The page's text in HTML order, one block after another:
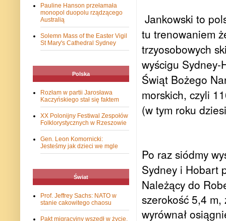
Jankowski to
tu trenowaniem
trzyosobowych
wyścigu
Świąt Bożego
morskich, czyli
(w tym roku
Po raz siódmy
Sydney i Hobart
Należący do
szerokość 5,4
wyrównał
Pauline Hanson przełamała
monopol duopolu rządzącego
Australią
Solemn Mass of the Easter Vigil
St Mary's Cathedral Sydney
Polska
Rozłam w partii Jarosława
Kaczyńskiego stał się faktem
XX Polonijny Festiwal Zespołów
Folklorystycznych w Rzeszowie
Gen. Leon Komornicki:
Jesteśmy jak dzieci we mgle
Świat
Prof. Jeffrey Sachs: NATO w
stanie cakowitego chaosu
Pakt migracyjny wszedł w życie.